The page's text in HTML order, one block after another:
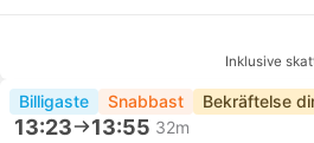
Inklusive
Billigaste Snabbast Bekräftelse
13:23 13:55 32m